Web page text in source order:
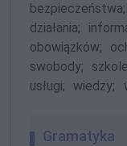
bezpieczeństwa;
działania;
obowiązków;
swobody;
usługi; wiedzy;
Gramatyka